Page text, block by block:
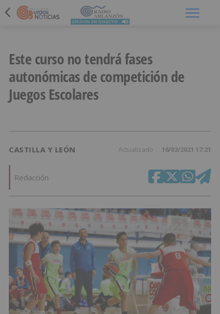
Este curso no tendrá fases
autonómicas de competición de
Juegos Escolares
CASTILLA Y LEÓN Actualizado 16/02/2021 17:21
Redacción